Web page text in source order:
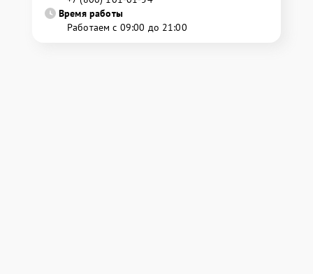
Время работы
Работаем с 09:00 до 21:00